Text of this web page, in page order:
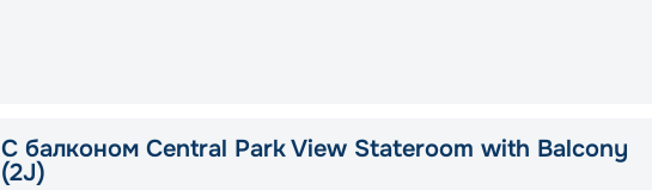
С балконом Central Park View Stateroom with Balcony
(2J)